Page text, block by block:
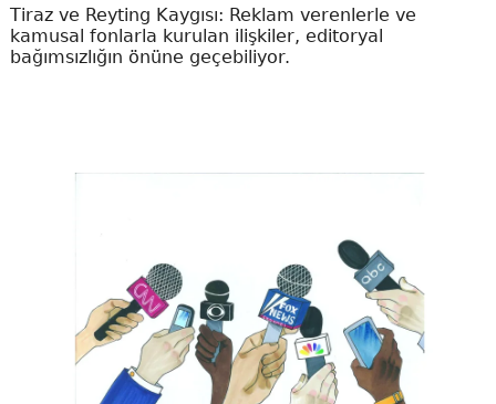
Tiraz ve Reyting Kaygısı: Reklam verenlerle ve
kamusal fonlarla kurulan ilişkiler, editoryal
bağımsızlığın önüne geçebiliyor.